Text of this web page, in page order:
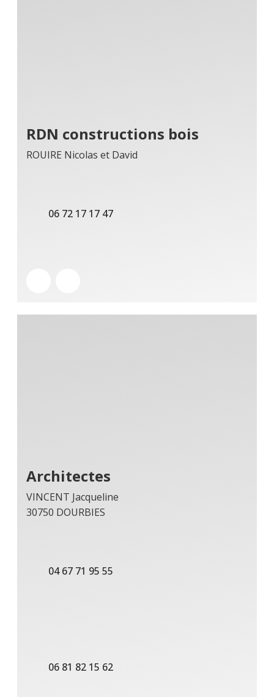
RDN constructions bois
ROUIRE Nicolas et David
06 72 17 17 47
Architectes
VINCENT Jacqueline
30750 DOURBIES
04 67 71 95 55
06 81 82 15 62